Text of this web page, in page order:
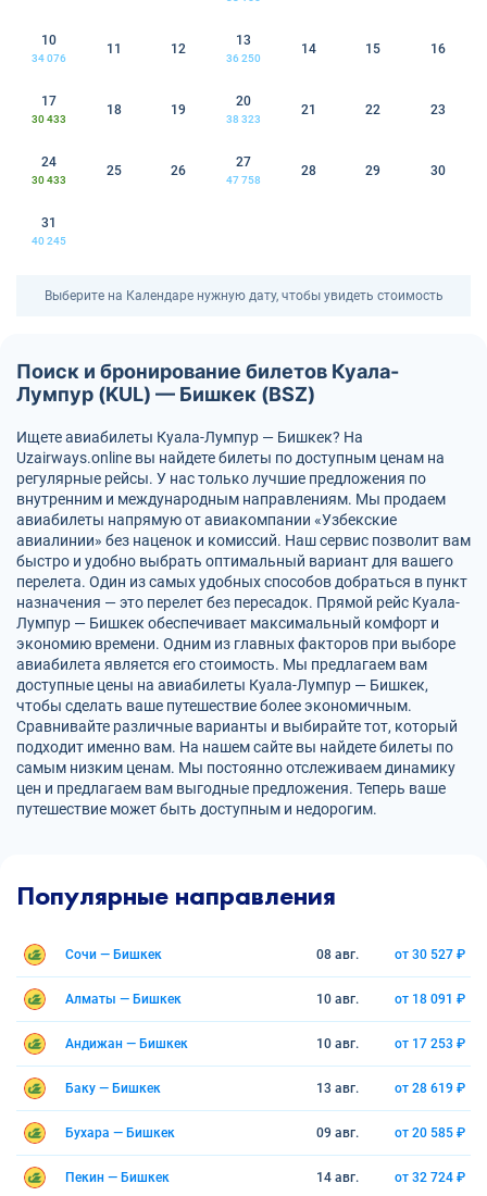
10
34 076
11 12
13
36 250
14 15 16
17
30 433
18 19
20
38 323
21 22 23
24
30 433
25 26
27
47 758
28 29 30
31
40 245
Выберите на Календаре нужную дату, чтобы увидеть стоимость
Поиск и бронирование билетов Куала-
Лумпур (KUL) — Бишкек (BSZ)
Ищете авиабилеты Куала-Лумпур — Бишкек? На
Uzairways.online вы найдете билеты по доступным ценам на
регулярные рейсы. У нас только лучшие предложения по
внутренним и международным направлениям. Мы продаем
авиабилеты напрямую от авиакомпании «Узбекские
авиалинии» без наценок и комиссий. Наш сервис позволит вам
быстро и удобно выбрать оптимальный вариант для вашего
перелета. Один из самых удобных способов добраться в пункт
назначения — это перелет без пересадок. Прямой рейс Куала-
Лумпур — Бишкек обеспечивает максимальный комфорт и
экономию времени. Одним из главных факторов при выборе
авиабилета является его стоимость. Мы предлагаем вам
доступные цены на авиабилеты Куала-Лумпур — Бишкек,
чтобы сделать ваше путешествие более экономичным.
Сравнивайте различные варианты и выбирайте тот, который
подходит именно вам. На нашем сайте вы найдете билеты по
самым низким ценам. Мы постоянно отслеживаем динамику
цен и предлагаем вам выгодные предложения. Теперь ваше
путешествие может быть доступным и недорогим.
Популярные направления
Сочи — Бишкек 08 авг. от 30 527 ₽
Алматы — Бишкек 10 авг. от 18 091 ₽
Андижан — Бишкек 10 авг. от 17 253 ₽
Баку — Бишкек 13 авг. от 28 619 ₽
Бухара — Бишкек 09 авг. от 20 585 ₽
Пекин — Бишкек 14 авг. от 32 724 ₽